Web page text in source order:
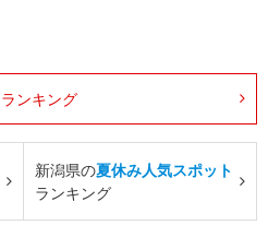
ランキング
新潟県の夏休み人気スポット
ランキング